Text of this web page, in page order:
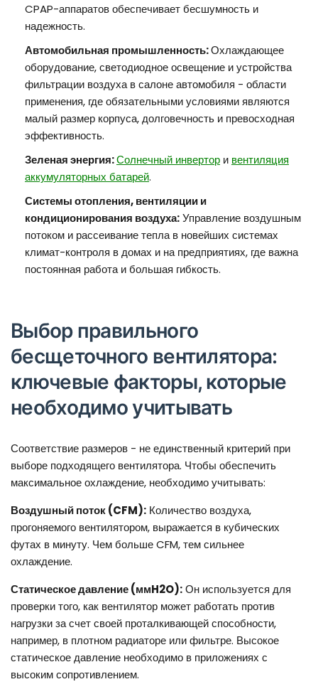
CPAP-аппаратов обеспечивает бесшумность и
надежность.
Автомобильная промышленность:Охлаждающее
оборудование, светодиодное освещение и устройства
фильтрации воздуха в салоне автомобиля - области
применения, где обязательными условиями являются
малый размер корпуса, долговечность и превосходная
эффективность.
Зеленая энергия:Солнечный инвертор и вентиляция
аккумуляторных батарей.
Системы отопления, вентиляции и
кондиционирования воздуха:Управление воздушным
потоком и рассеивание тепла в новейших системах
климат-контроля в домах и на предприятиях, где важна
постоянная работа и большая гибкость.
Выбор правильного
бесщеточного вентилятора:
ключевые факторы, которые
необходимо учитывать
Соответствие размеров - не единственный критерий при
выборе подходящего вентилятора. Чтобы обеспечить
максимальное охлаждение, необходимо учитывать:
Воздушный поток (CFM): Количество воздуха,
прогоняемого вентилятором, выражается в кубических
футах в минуту. Чем больше CFM, тем сильнее
охлаждение.
Статическое давление (ммH2O):Он используется для
проверки того, как вентилятор может работать против
нагрузки за счет своей проталкивающей способности,
например, в плотном радиаторе или фильтре. Высокое
статическое давление необходимо в приложениях с
высоким сопротивлением.